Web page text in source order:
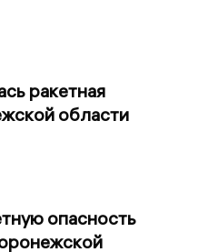
ракетная
области
опасность